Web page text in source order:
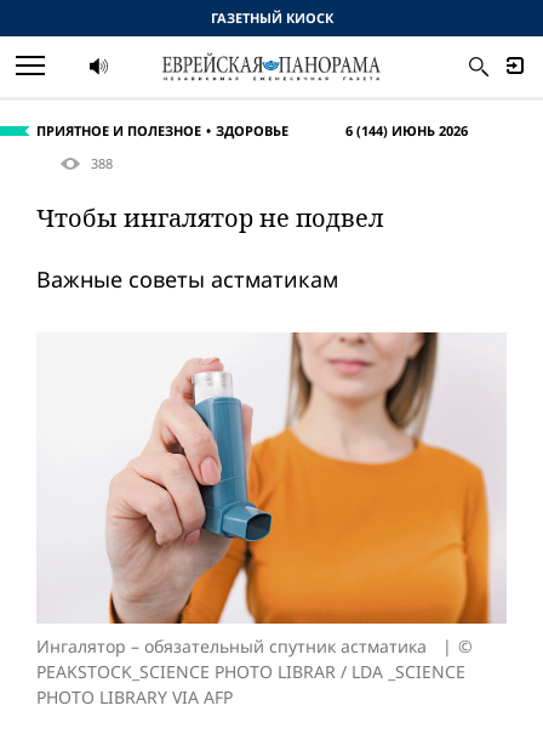
ПРИЯТНОЕ И ПОЛЕЗНОЕ ЗДОРОВЬЕ
6 (144) ИЮНЬ 2026
388
Чтобы ингалятор не подвел
Важные советы астматикам
Ингалятор – обязательный спутник астматика
©
PEAKSTOCK_SCIENCE PHOTO LIBRAR / LDA _SCIENCE
PHOTO LIBRARY VIA AFP
ГАЗЕТНЫЙ КИОСК